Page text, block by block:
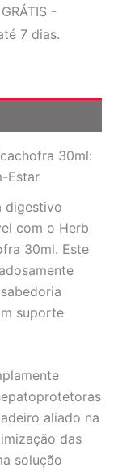
-
7 dias.
30ml:
Estar
digestivo
com o Herb
30ml. Este
suporte
aliado na
das
solução